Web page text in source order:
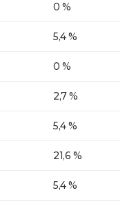
0 %
5,4 %
0 %
2,7 %
5,4 %
21,6 %
5,4 %